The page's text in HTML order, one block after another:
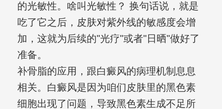
的光敏性。啥叫光敏性？ 换句话说，就是
吃了它之后，皮肤对紫外线的敏感度会增
加，这就为后续的"光疗"或者"日晒"做好了
准备。
补骨脂的应用，跟白癜风的病理机制息息
相关。白癜风是因为咱们皮肤里的黑色素
细胞出现了问题，导致黑色素生成不足所